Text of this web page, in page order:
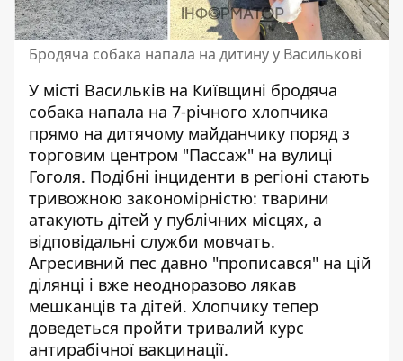
Бродяча собака напала на дитину у Василькові
У місті Васильків на Київщині бродяча
собака напала на 7-річного хлопчика
прямо на дитячому майданчику поряд з
торговим центром "Пассаж" на вулиці
Гоголя. Подібні інциденти в регіоні стають
тривожною закономірністю: тварини
атакують дітей у публічних місцях, а
відповідальні служби мовчать.
Агресивний пес давно "прописався" на цій
ділянці і вже неодноразово лякав
мешканців та дітей. Хлопчику тепер
доведеться пройти тривалий курс
антирабічної вакцинації.